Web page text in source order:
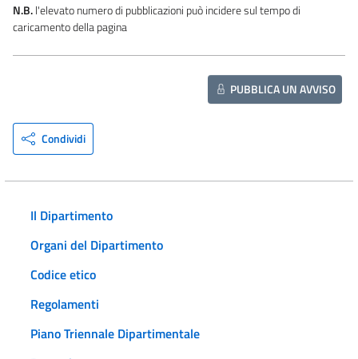
N.B.l'elevato numero di pubblicazioni può incidere sul tempo di
caricamento della pagina
PUBBLICA UN AVVISO
Condividi
Il Dipartimento
Organi del Dipartimento
Codice etico
Regolamenti
Piano Triennale Dipartimentale